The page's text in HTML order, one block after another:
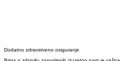
Dodatno zdravstveno osiguranje